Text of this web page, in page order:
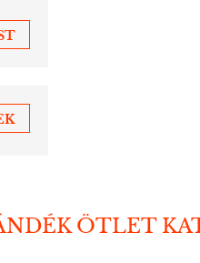
ÖTLET